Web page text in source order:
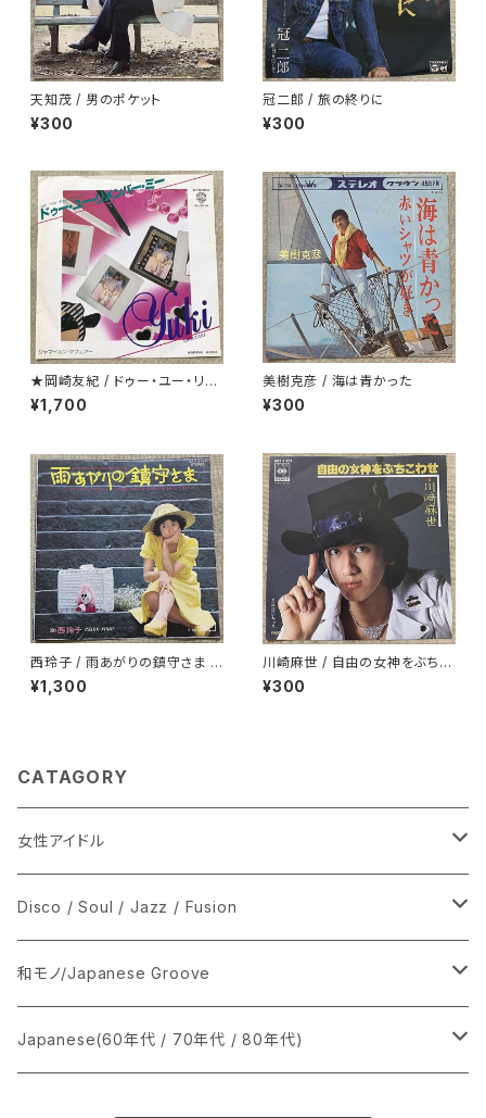
天知茂 / 男のポケット
¥300
冠二郎 / 旅の終りに
¥300
★岡崎友紀 / ドゥー・ユー・リメ
ンバー・ミー
¥1,700
美樹克彦 / 海は青かった
¥300
西玲子 / 雨あがりの鎮守さま プ
ロモ
¥1,300
川崎麻世 / 自由の女神をぶちこ
わせ
¥300
CATAGORY
女性アイドル
シングル盤
あ行
か行
LP
CD
Disco / Soul / Jazz / Fusion
シングル盤
A
12インチ・シングル
和モノ/Japanese Groove
シングル盤
Japanese(60年代 / 70年代 / 80年代)